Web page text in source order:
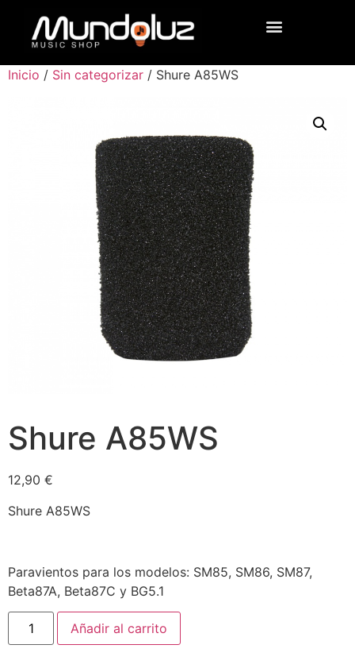
Inicio / Sin categorizar / Shure A85WS
Shure A85WS
12,90 €
Shure A85WS
Paravientos para los modelos: SM85, SM86, SM87,
Beta87A, Beta87C y BG5.1
Añadir al carrito